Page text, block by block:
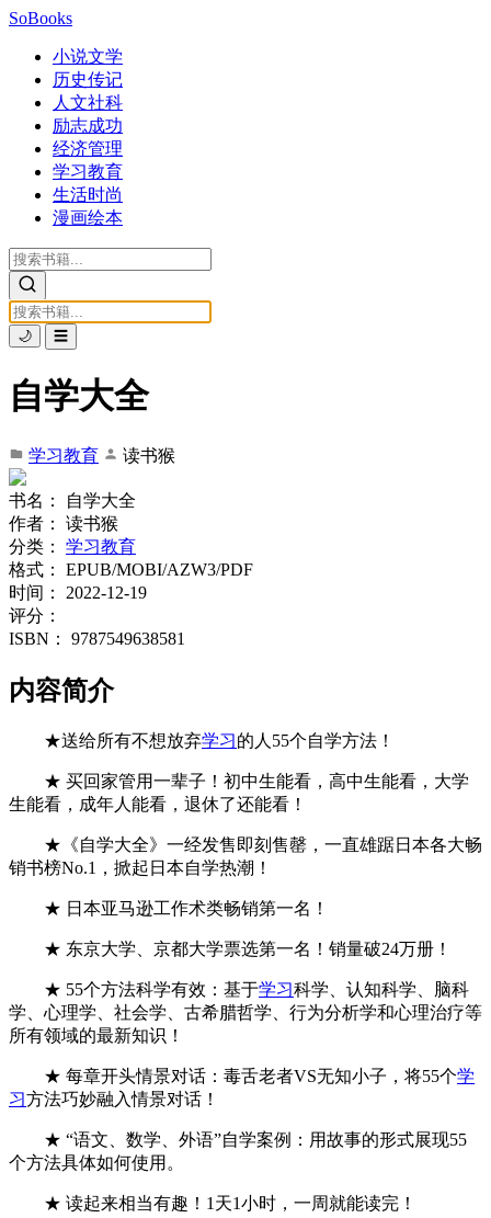
SoBooks
小说文学
历史传记
人文社科
励志成功
经济管理
学习教育
生活时尚
漫画绘本
🌙 ☰
自学大全
学习教育 读书猴
书名：
自学大全
作者：
读书猴
分类：
学习教育
格式：
EPUB/MOBI/AZW3/PDF
时间：
2022-12-19
评分：
ISBN：
9787549638581
内容简介
★送给所有不想放弃学习的人55个自学方法！
★ 买回家管用一辈子！初中生能看，高中生能看，大学
生能看，成年人能看，退休了还能看！
★《自学大全》一经发售即刻售罄，一直雄踞日本各大畅
销书榜No.1，掀起日本自学热潮！
★ 日本亚马逊工作术类畅销第一名！
★ 东京大学、京都大学票选第一名！销量破24万册！
★ 55个方法科学有效：基于学习科学、认知科学、脑科
学、心理学、社会学、古希腊哲学、行为分析学和心理治疗等
所有领域的最新知识！
★ 每章开头情景对话：毒舌老者VS无知小子，将55个学
习方法巧妙融入情景对话！
★ “语文、数学、外语”自学案例：用故事的形式展现55
个方法具体如何使用。
★ 读起来相当有趣！1天1小时，一周就能读完！